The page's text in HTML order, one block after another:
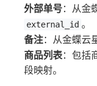
外部单号：从金
external_id 。
备注：从金蝶云
商品列表：包括
段映射。